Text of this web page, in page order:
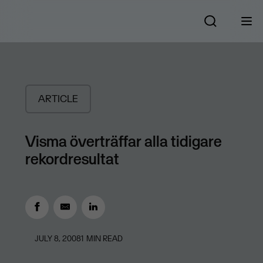
ARTICLE
Visma överträffar alla tidigare
rekordresultat
JULY 8, 20081 MIN READ